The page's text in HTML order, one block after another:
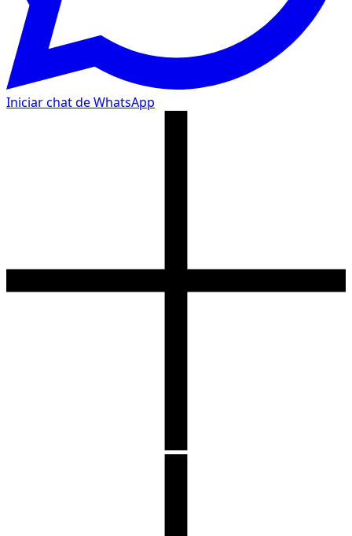
Iniciar chat de WhatsApp